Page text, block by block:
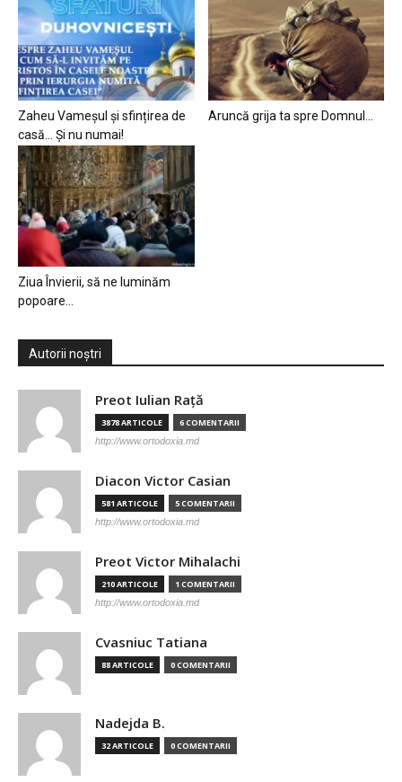
Zaheu Vameșul și sfințirea de
casă… Și nu numai!
Aruncă grija ta spre Domnul…
Ziua Învierii, să ne luminăm
popoare…
Autorii noștri
Preot Iulian Raţă
3878 ARTICOLE 6 COMENTARII
http://www.ortodoxia.md
Diacon Victor Casian
581 ARTICOLE 5 COMENTARII
http://www.ortodoxia.md
Preot Victor Mihalachi
210 ARTICOLE 1 COMENTARII
http://www.ortodoxia.md
Cvasniuc Tatiana
88 ARTICOLE 0 COMENTARII
Nadejda B.
32 ARTICOLE 0 COMENTARII